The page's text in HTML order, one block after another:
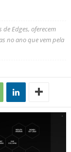
Edges, oferecem
no ano que vem pela